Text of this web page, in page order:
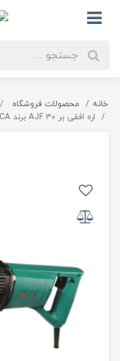
خانه محصولات فروشگاه
اره افقی بر AJF 30 برند DCA